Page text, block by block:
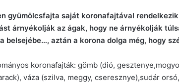
gyümölcsfajta saját koronafajtával
árnyékolják az ágak, hogy ne árnyékolják
belsejébe…, aztán a korona dolga még, hogy
koronafajták: gömb (dió,
váza (szilva, meggy, cseresznye),sudár